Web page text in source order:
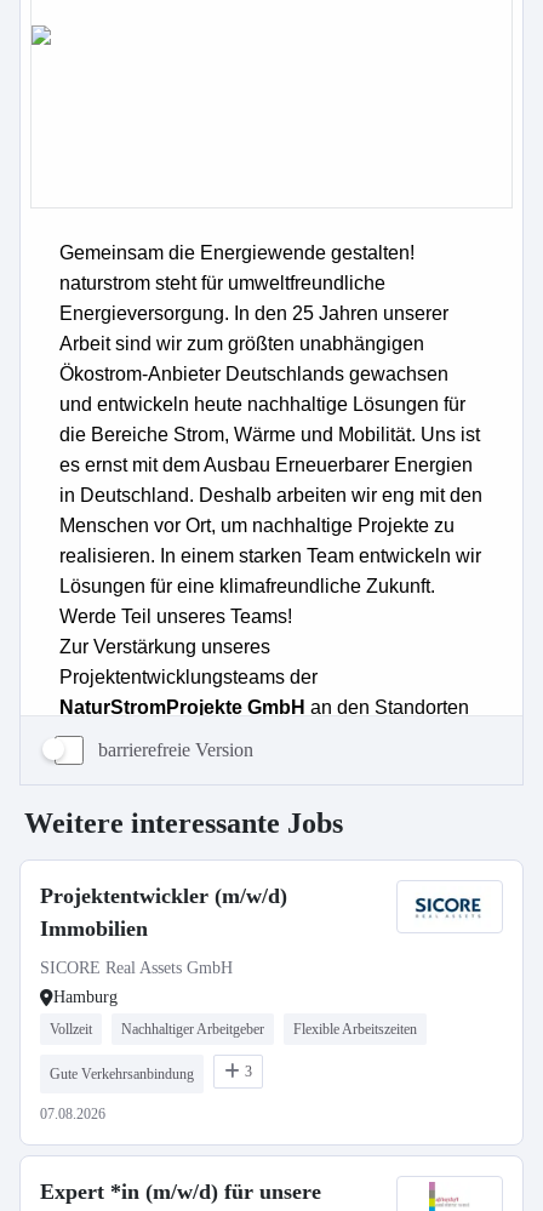
barrierefreie Version
Weitere interessante Jobs
Projektentwickler (m/w/d)
Immobilien
SICORE Real Assets GmbH
Hamburg
Vollzeit Nachhaltiger Arbeitgeber Flexible Arbeitszeiten
Gute Verkehrsanbindung 3
07.08.2026
Expert *in (m/w/d) für unsere